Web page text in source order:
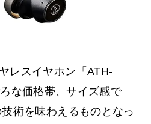
レスイヤホン「ATH-
な価格帯、サイズ感で
術を味わえるものとなっ